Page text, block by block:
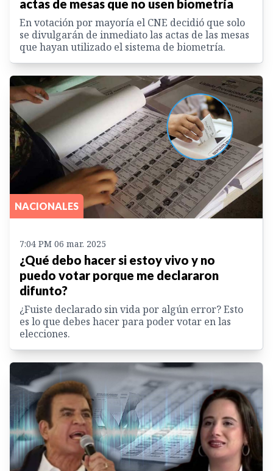
actas de mesas que no usen biometría
En votación por mayoría el CNE decidió que solo
se divulgarán de inmediato las actas de las mesas
que hayan utilizado el sistema de biometría.
NACIONALES
7:04 PM 06 mar. 2025
¿Qué debo hacer si estoy vivo y no
puedo votar porque me declararon
difunto?
¿Fuiste declarado sin vida por algún error? Esto
es lo que debes hacer para poder votar en las
elecciones.